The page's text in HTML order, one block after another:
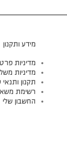
מידע ותקנון
מדיניות
מדיניות
תקנון
רשימת
החשבון שלי